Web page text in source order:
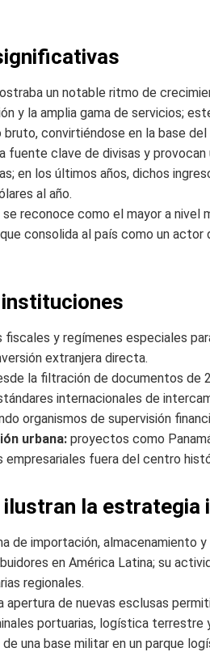
un notable ritmo de
y la amplia gama de servicios;
convirtiéndose en la base del
fuente clave de divisas y
en los últimos años, dichos
al año.
reconoce como el mayor a nivel
consolida al país como un
fiscales y regímenes especiales
extranjera directa.
la filtración de documentos de
internacionales de
organismos de supervisión
urbana: proyectos como
fuera del centro
la estrategia
de importación, almacenamiento
en América Latina; su
regionales.
apertura de nuevas esclusas
portuarias, logística terrestre
una base militar en un parque